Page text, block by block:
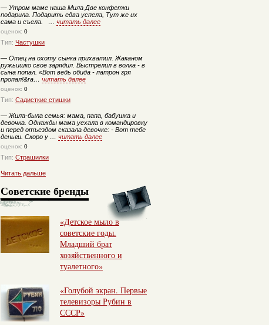
— Утром маме наша Мила Две конфетки
подарила. Подарить едва успела, Тут же их
сама и съела. … читать далее
оценок: 0
Тип: Частушки
— Отец на охоту сынка прихватил. Жаканом
ружьишко своe зарядил. Выстрелил в волка - в
сына попал. «Вот ведь обида - патрон зря
пропал!&ra… читать далее
оценок: 0
Тип: Садисткие стишки
— Жила-была семья: мама, папа, бабушка и
девочка. Однажды мама уехала в командировку
и перед отъездом сказала девочке: - Вот тебе
деньги. Скоро у … читать далее
оценок: 0
Тип: Страшилки
Читать дальше
Советские бренды
«Детское мыло в
советские годы.
Младший брат
хозяйственного и
туалетного»
«Голубой экран. Первые
телевизоры Рубин в
СССР»